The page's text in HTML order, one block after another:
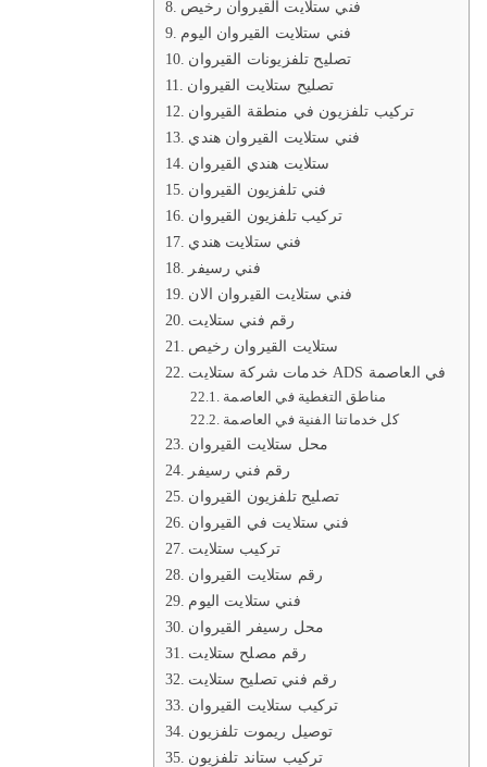
فني ستلايت القيروان رخيص
فني ستلايت القيروان اليوم
تصليح تلفزيونات القيروان
تصليح ستلايت القيروان
‏تركيب تلفزيون في منطقة القيروان
فني ستلايت القيروان هندي
ستلايت هندي القيروان
فني تلفزيون القيروان
تركيب تلفزيون القيروان
فني ستلايت هندي
فني رسيفر
فني ستلايت القيروان الان
رقم فني ستلايت
ستلايت القيروان رخيص
خدمات شركة ستلايت ADS في العاصمة
مناطق التغطية في العاصمة
كل خدماتنا الفنية في العاصمة
محل ستلايت القيروان
رقم فني رسيفر
تصليح تلفزيون القيروان
فني ستلايت في القيروان
تركيب ستلايت
رقم ستلايت القيروان
فني ستلايت اليوم
محل رسيفر القيروان
رقم مصلح ستلايت
رقم فني تصليح ستلايت
تركيب ستلايت القيروان
توصيل ريموت تلفزيون
تركيب ستاند تلفزيون